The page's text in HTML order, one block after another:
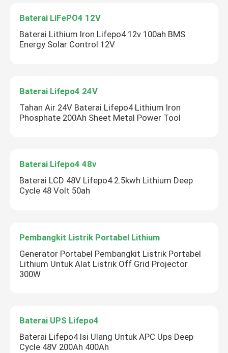
Baterai LiFePO4 12V
Baterai Lithium Iron Lifepo4 12v 100ah BMS
Energy Solar Control 12V
Baterai Lifepo4 24V
Tahan Air 24V Baterai Lifepo4 Lithium Iron
Phosphate 200Ah Sheet Metal Power Tool
Baterai Lifepo4 48v
Baterai LCD 48V Lifepo4 2.5kwh Lithium Deep
Cycle 48 Volt 50ah
Pembangkit Listrik Portabel Lithium
Generator Portabel Pembangkit Listrik Portabel
Lithium Untuk Alat Listrik Off Grid Projector
300W
Baterai UPS Lifepo4
Baterai Lifepo4 Isi Ulang Untuk APC Ups Deep
Cycle 48V 200Ah 400Ah